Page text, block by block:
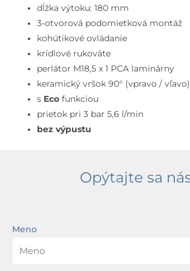
pod
omietku,
otvorová
inštalácia,
telesom,
matná
petrolejová
dĺžka výtoku: 180 mm
3-otvorová podomietková montáž
kohútikové ovládanie
krídlové rukoväte
perlátor M18,5 x 1 PCA laminárny
keramický vršok 90° (vpravo / vľavo)
s Eco funkciou
prietok pri 3 bar 5,6 l/min
bez výpustu
Opýtajte sa
Meno